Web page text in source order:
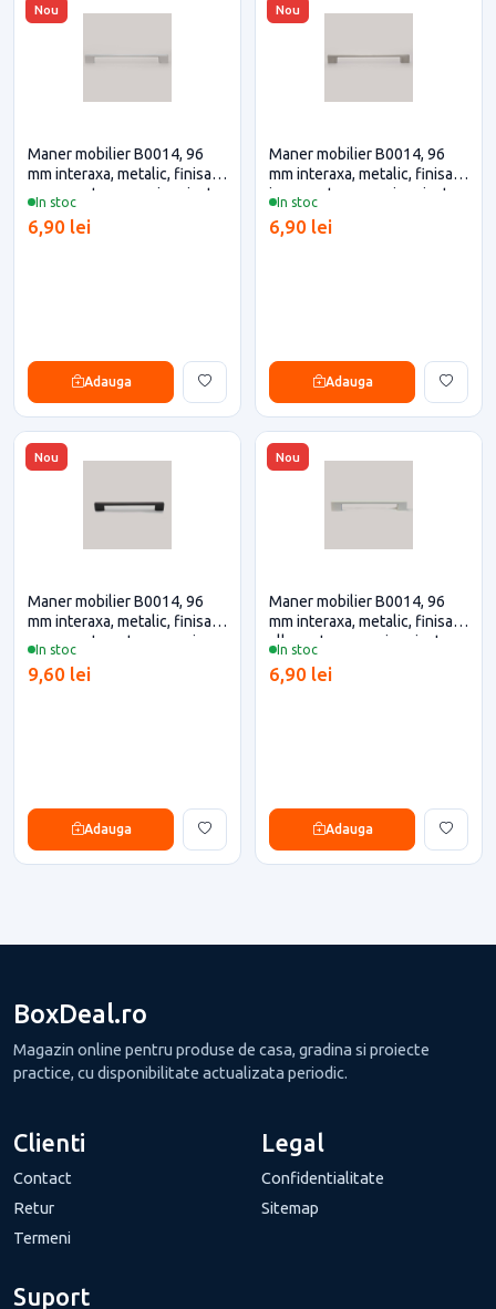
Nou
In stoc
Maner mobilier B0014, 96
mm interaxa, metalic, finisaj
crom pentru casa si proiecte
6,90 lei
Adauga
Nou
In stoc
Maner mobilier B0014, 96
mm interaxa, metalic, finisaj
inox pentru casa si proiecte
6,90 lei
Adauga
Nou
In stoc
Maner mobilier B0014, 96
mm interaxa, metalic, finisaj
negru mat pentru casa si
9,60 lei
Adauga
Nou
In stoc
Maner mobilier B0014, 96
mm interaxa, metalic, finisaj
alb pentru casa si proiecte
6,90 lei
Adauga
BoxDeal.ro
Magazin online pentru produse de casa, gradina si proiecte
practice, cu disponibilitate actualizata periodic.
Clienti
Contact
Retur
Termeni
Legal
Confidentialitate
Sitemap
Suport